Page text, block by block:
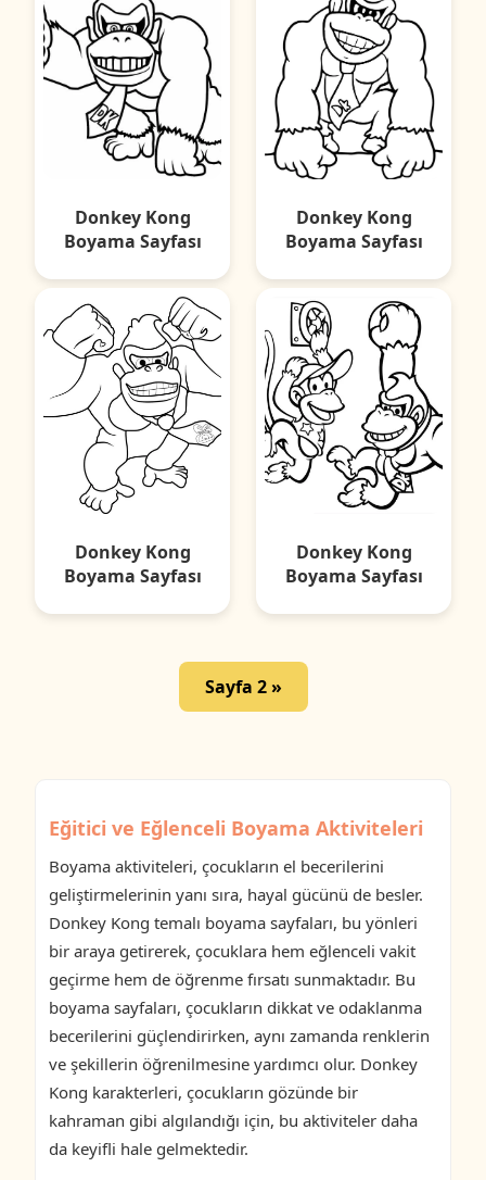
Donkey Kong
Boyama Sayfası
Donkey Kong
Boyama Sayfası
Donkey Kong
Boyama Sayfası
Donkey Kong
Boyama Sayfası
Sayfa 2 »
Eğitici ve Eğlenceli Boyama Aktiviteleri
Boyama aktiviteleri, çocukların el becerilerini
geliştirmelerinin yanı sıra, hayal gücünü de besler.
Donkey Kong temalı boyama sayfaları, bu yönleri
bir araya getirerek, çocuklara hem eğlenceli vakit
geçirme hem de öğrenme fırsatı sunmaktadır. Bu
boyama sayfaları, çocukların dikkat ve odaklanma
becerilerini güçlendirirken, aynı zamanda renklerin
ve şekillerin öğrenilmesine yardımcı olur. Donkey
Kong karakterleri, çocukların gözünde bir
kahraman gibi algılandığı için, bu aktiviteler daha
da keyifli hale gelmektedir.